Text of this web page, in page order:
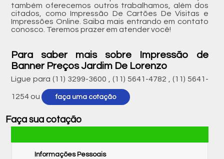
também oferecemos outros trabalhamos, além dos
citados, como Impressão De Cartões De Visitas e
Impressões Online. Saiba mais entrando em contato
conosco. Teremos prazer em atender você!
Para saber mais sobre Impressão de
Banner Preços Jardim De Lorenzo
Ligue para (11) 3299-3600 ,(11) 5641-4782 ,(11) 5641-
1254 ou faça uma cotação
Faça sua cotação
Informações Pessoais